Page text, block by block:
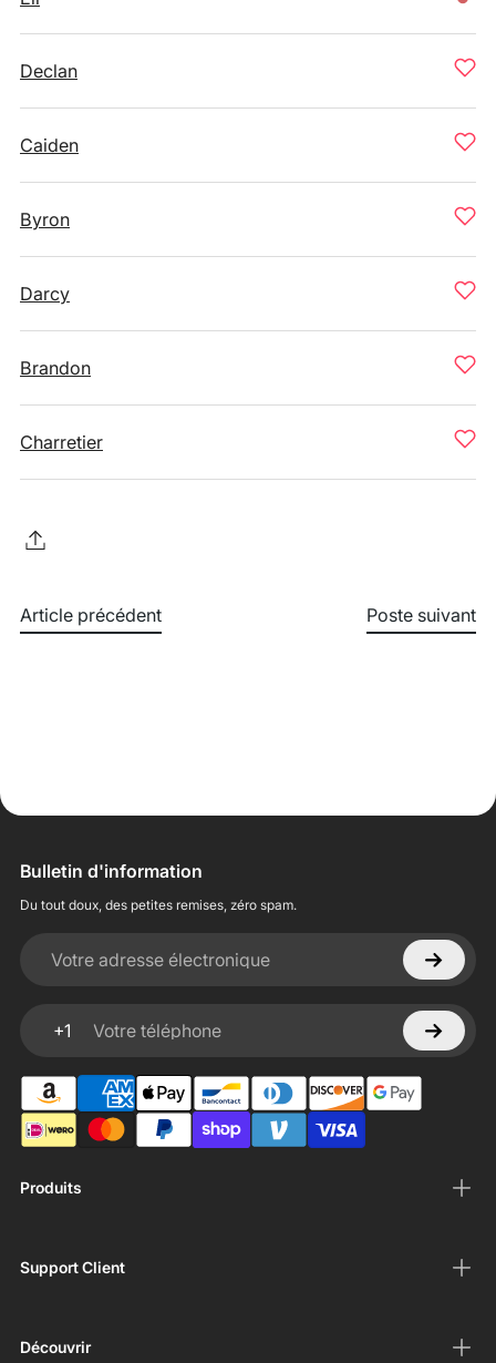
Declan
Caiden
Byron
Darcy
Brandon
Charretier
Article précédent Poste suivant
Produits
Support Client
Découvrir
Bulletin d'information
Du tout doux, des petites remises, zéro spam.
Votre adresse électronique
+1
Votre téléphone